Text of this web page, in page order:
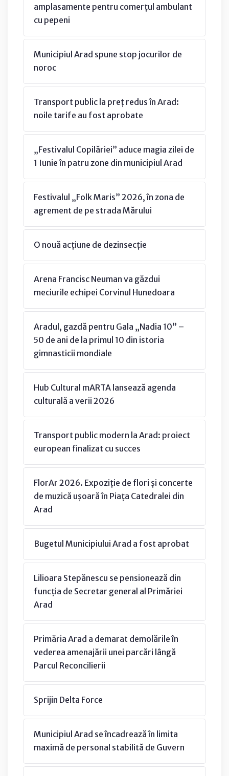
amplasamente pentru comerțul ambulant
cu pepeni
Municipiul Arad spune stop jocurilor de
noroc
Transport public la preț redus în Arad:
noile tarife au fost aprobate
„Festivalul Copilăriei” aduce magia zilei de
1 Iunie în patru zone din municipiul Arad
Festivalul „Folk Maris” 2026, în zona de
agrement de pe strada Mărului
O nouă acțiune de dezinsecție
Arena Francisc Neuman va găzdui
meciurile echipei Corvinul Hunedoara
Aradul, gazdă pentru Gala „Nadia 10” –
50 de ani de la primul 10 din istoria
gimnasticii mondiale
Hub Cultural mARTA lansează agenda
culturală a verii 2026
Transport public modern la Arad: proiect
european finalizat cu succes
FlorAr 2026. Expoziție de flori și concerte
de muzică ușoară în Piața Catedralei din
Arad
Bugetul Municipiului Arad a fost aprobat
Lilioara Stepănescu se pensionează din
funcția de Secretar general al Primăriei
Arad
Primăria Arad a demarat demolările în
vederea amenajării unei parcări lângă
Parcul Reconcilierii
Sprijin Delta Force
Municipiul Arad se încadrează în limita
maximă de personal stabilită de Guvern